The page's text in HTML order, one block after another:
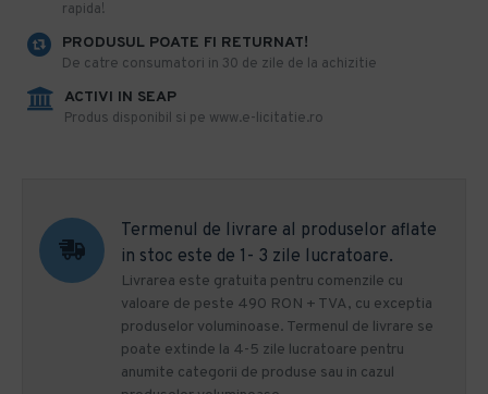
rapida!
PRODUSUL POATE FI RETURNAT!
De catre consumatori in 30 de zile de la achizitie
ACTIVI IN SEAP
Produs disponibil si pe www.e-licitatie.ro
Termenul de livrare al produselor aflate
in stoc este de 1- 3 zile lucratoare.
Livrarea este gratuita pentru comenzile cu
valoare de peste 490 RON + TVA, cu exceptia
produselor voluminoase. Termenul de livrare se
poate extinde la 4-5 zile lucratoare pentru
anumite categorii de produse sau in cazul